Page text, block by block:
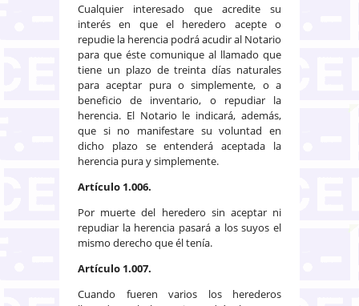
Cualquier interesado que acredite su
interés en que el heredero acepte o
repudie la herencia podrá acudir al Notario
para que éste comunique al llamado que
tiene un plazo de treinta días naturales
para aceptar pura o simplemente, o a
beneficio de inventario, o repudiar la
herencia. El Notario le indicará, además,
que si no manifestare su voluntad en
dicho plazo se entenderá aceptada la
herencia pura y simplemente.
Artículo 1.006.
Por muerte del heredero sin aceptar ni
repudiar la herencia pasará a los suyos el
mismo derecho que él tenía.
Artículo 1.007.
Cuando fueren varios los herederos